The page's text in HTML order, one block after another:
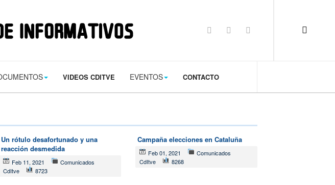
VIDEOS CDITVE EVENTOS CONTACTO
Un rótulo desafortunado y una
reacción desmedida
Feb 11, 2021
Comunicados
CdItve
8723
Campaña elecciones en Cataluña
Feb 01, 2021
Comunicados
CdItve
8268